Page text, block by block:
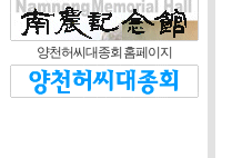
양천허씨대종회 홈페이지